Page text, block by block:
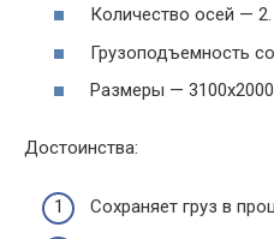
Количество осей — 2.
Грузоподъемность
Размеры —
Достоинства:
Сохраняет груз в